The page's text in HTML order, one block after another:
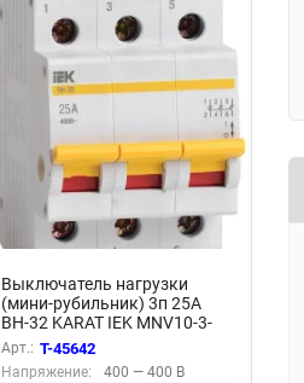
Выключатель нагрузки
(мини-рубильник) 3п 25А
ВН-32 KARAT IEK MNV10-3-
025
Арт.: T-45642
Напряжение:
400 — 400 В